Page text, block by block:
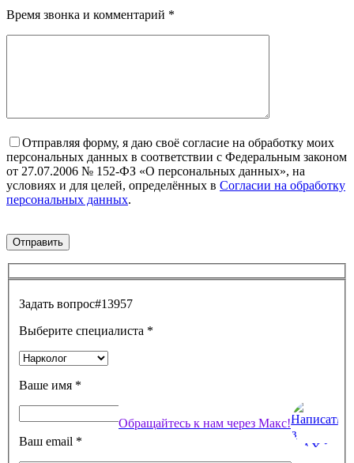
Время звонка и комментарий *
Отправляя форму, я даю своё согласие на обработку моих
персональных данных в соответствии с Федеральным законом
от 27.07.2006 № 152-ФЗ «О персональных данных», на
условиях и для целей, определённых в Согласии на обработку
персональных данных.
Задать вопрос#13957
Выберите специалиста *
Ваше имя *
Ваш email *
Обращайтесь к нам через Макс!